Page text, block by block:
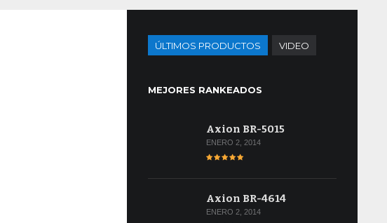
ÚLTIMOS PRODUCTOS VIDEO
MEJORES RANKEADOS
Axion BR-5015
ENERO 2, 2014
Axion BR-4614
ENERO 2, 2014